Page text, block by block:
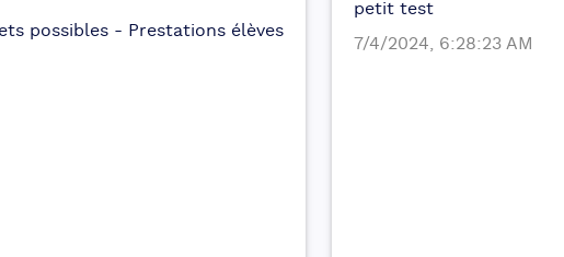
possibles - Prestations élèves
petit test
7/4/2024, 6:28:23 AM